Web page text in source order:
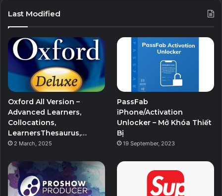
Last Modified
Oxford All Version –
Advanced Learners,
Collocations,
LearnersThesaurus,…
2 March, 2025
PassFab
iPhone/Activation
Unlocker – Mở Khóa Thiết
Bị
19 September, 2023